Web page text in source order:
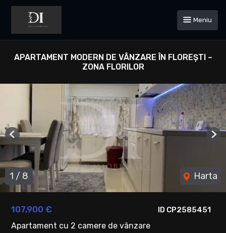
Meniu
APARTAMENT MODERN DE VÂNZARE ÎN FLOREȘTI –
ZONA FLORILOR
ID CP2585451
107,900 €
Apartament cu 2 camere de vânzare
1 / 8 Harta
Previous